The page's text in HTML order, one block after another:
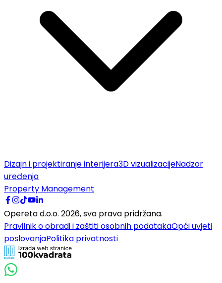
Dizajn i projektiranje interijera3D vizualizacijeNadzor
uređenja
Property Management
Opereta d.o.o. 2026,sva prava pridržana.
Pravilnik o obradi i zaštiti osobnih podatakaOpći uvjeti
poslovanjaPolitika privatnosti